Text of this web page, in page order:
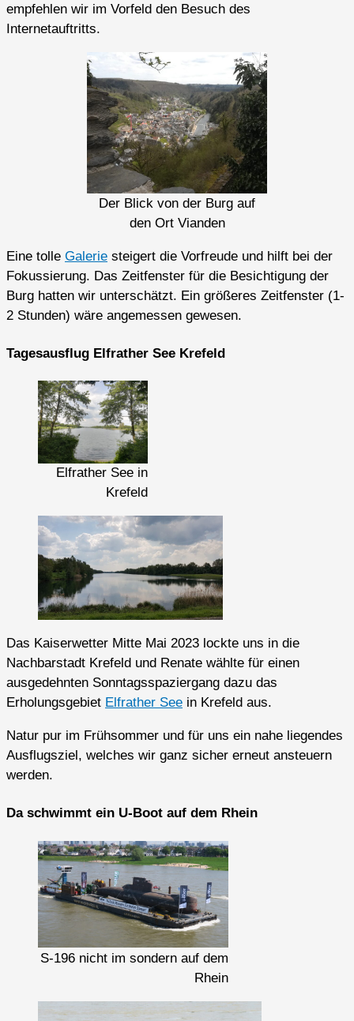
empfehlen wir im Vorfeld den Besuch des
Internetauftritts.
Der Blick von der Burg auf
den Ort Vianden
Eine tolle Galerie steigert die Vorfreude und hilft bei der
Fokussierung. Das Zeitfenster für die Besichtigung der
Burg hatten wir unterschätzt. Ein größeres Zeitfenster (1-
2 Stunden) wäre angemessen gewesen.
Tagesausflug Elfrather See Krefeld
Elfrather See in
Krefeld
Das Kaiserwetter Mitte Mai 2023 lockte uns in die
Nachbarstadt Krefeld und Renate wählte für einen
ausgedehnten Sonntagsspaziergang dazu das
Erholungsgebiet Elfrather See in Krefeld aus.
Natur pur im Frühsommer und für uns ein nahe liegendes
Ausflugsziel, welches wir ganz sicher erneut ansteuern
werden.
Da schwimmt ein U-Boot auf dem Rhein
S-196 nicht im sondern auf dem
Rhein